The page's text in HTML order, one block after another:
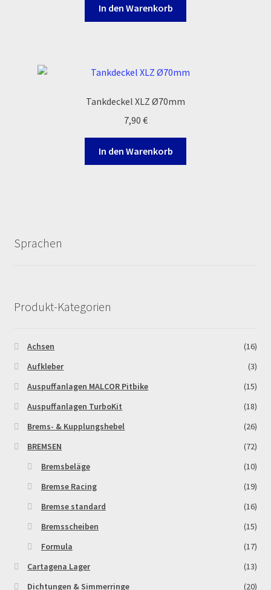
Rennserien-Veranstalter
Warenkorb
Zahlung & Versand
Zahlungsarten
In den Warenkorb
Tankdeckel XLZ Ø70mm
7,90 €
In den Warenkorb
Sprachen
Produkt-Kategorien
Achsen
(16)
Aufkleber
(3)
Auspuffanlagen MALCOR Pitbike
(15)
Auspuffanlagen TurboKit
(18)
Brems- & Kupplungshebel
(26)
BREMSEN
(72)
Bremsbeläge
(10)
Bremse Racing
(19)
Bremse standard
(16)
Bremsscheiben
(15)
Formula
(17)
Cartagena Lager
(13)
Dichtungen & Simmerringe
(20)